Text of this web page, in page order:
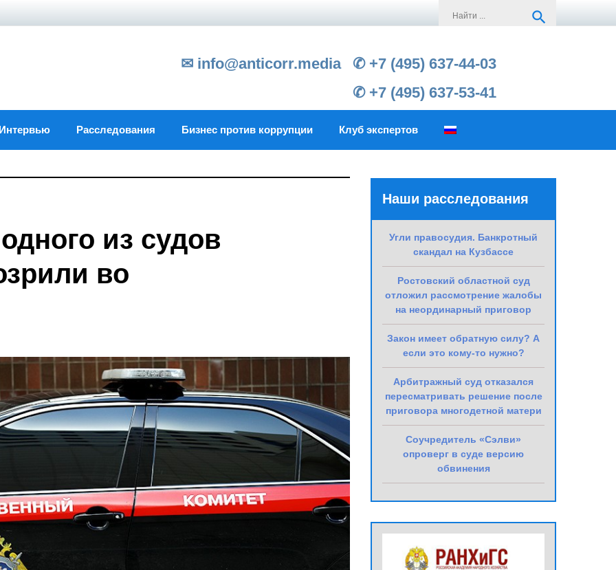
search
✉ info@anticorr.media
✆ +7 (495) 637-44-03
✆ +7 (495) 637-53-41
Интервью Расследования Бизнес против коррупции Клуб экспертов
из судов
во
Наши расследования
Угли правосудия. Банкротный
скандал на Кузбассе
Ростовский областной суд
отложил рассмотрение жалобы
на неординарный приговор
Закон имеет обратную силу? А
если это кому-то нужно?
Арбитражный суд отказался
пересматривать решение после
приговора многодетной матери
Соучредитель «Сэлви»
опроверг в суде версию
обвинения